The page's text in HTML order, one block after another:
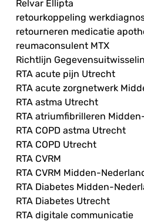
Relvar Ellipta
retourkoppeling
retourneren medicatie
reumaconsulent MTX
Richtlijn
RTA acute pijn Utrecht
RTA acute zorgnetwerk
RTA astma Utrecht
RTA atriumfibrilleren
RTA COPD astma Utrecht
RTA COPD Utrecht
RTA CVRM
RTA CVRM Midden-
RTA Diabetes Midden-
RTA Diabetes Utrecht
RTA digitale communicatie